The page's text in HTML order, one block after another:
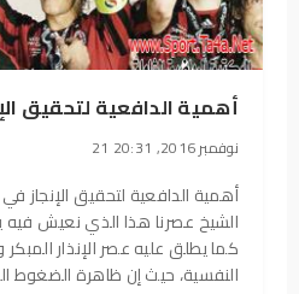
أهمية الدافعية لتحقيق
21 نوفمبر 2016, 20:31
أهمية الدافعية لتحقيق الإنجاز
الشيخ عصرنا هذا الذي نعيش
كما يطلق عليه عصر الإنذار
النفسية، حيث إن ظاهرة الضغوط